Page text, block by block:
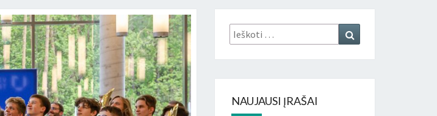
Ieškoti:
NAUJAUSI ĮRAŠAI